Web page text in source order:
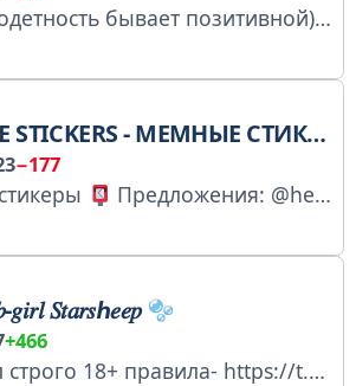
Многодетность бывает позитивной) канал блога https://youtube.com/@Tanya_i_Slava Мы в ВК https://vk.com/tanya_i_slava Рекламодателю: сотрудничество: @AnnaMarketolog91 Других менеджеров нет
STICKERS - МЕМНЫЕ СТИКЕРЫ ТГ
−177
Предложения: @helpsticker_bot
𝑆𝑡𝑎𝑟𝑠ℎ𝑒𝑒𝑝
+466
Канал строго 18+ правила- https://t.me/c/2049091069/2308 личка - @starsheepstut